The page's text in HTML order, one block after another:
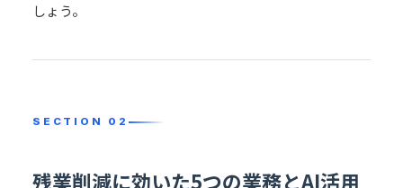
しょう。
残業削減に効いた5つの業務とAI活用